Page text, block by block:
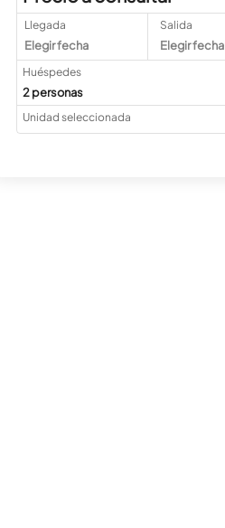
Llegada
Elegir fecha
Salida
Elegir fecha
Huéspedes
2 personas
Unidad seleccionada